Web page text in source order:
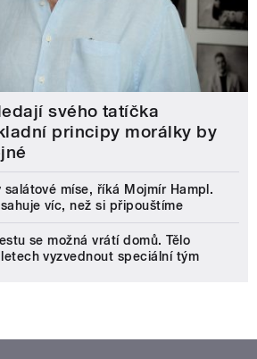
svého tatíčka
principy morálky by
míse, říká Mojmír Hampl.
víc, než si připouštíme
se možná vrátí domů. Tělo
vyzvednout speciální tým